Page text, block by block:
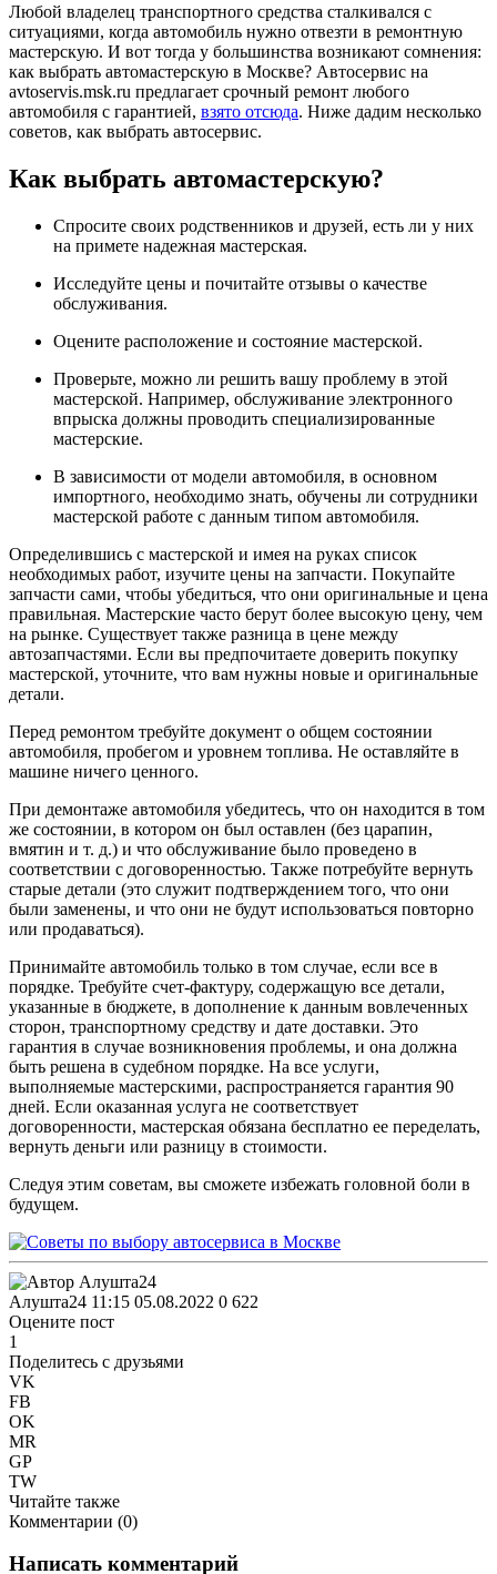
Любой владелец транспортного средства сталкивался с
ситуациями, когда автомобиль нужно отвезти в ремонтную
мастерскую. И вот тогда у большинства возникают сомнения:
как выбрать автомастерскую в Москве? Автосервис на
avtoservis.msk.ru предлагает срочный ремонт любого
автомобиля с гарантией, взято отсюда. Ниже дадим несколько
советов, как выбрать автосервис.
Как выбрать автомастерскую?
Спросите своих родственников и друзей, есть ли у них
на примете надежная мастерская.
Исследуйте цены и почитайте отзывы о качестве
обслуживания.
Оцените расположение и состояние мастерской.
Проверьте, можно ли решить вашу проблему в этой
мастерской. Например, обслуживание электронного
впрыска должны проводить специализированные
мастерские.
В зависимости от модели автомобиля, в основном
импортного, необходимо знать, обучены ли сотрудники
мастерской работе с данным типом автомобиля.
Определившись с мастерской и имея на руках список
необходимых работ, изучите цены на запчасти. Покупайте
запчасти сами, чтобы убедиться, что они оригинальные и цена
правильная. Мастерские часто берут более высокую цену, чем
на рынке. Существует также разница в цене между
автозапчастями. Если вы предпочитаете доверить покупку
мастерской, уточните, что вам нужны новые и оригинальные
детали.
Перед ремонтом требуйте документ о общем состоянии
автомобиля, пробегом и уровнем топлива. Не оставляйте в
машине ничего ценного.
При демонтаже автомобиля убедитесь, что он находится в том
же состоянии, в котором он был оставлен (без царапин,
вмятин и т. д.) и что обслуживание было проведено в
соответствии с договоренностью. Также потребуйте вернуть
старые детали (это служит подтверждением того, что они
были заменены, и что они не будут использоваться повторно
или продаваться).
Принимайте автомобиль только в том случае, если все в
порядке. Требуйте счет-фактуру, содержащую все детали,
указанные в бюджете, в дополнение к данным вовлеченных
сторон, транспортному средству и дате доставки. Это
гарантия в случае возникновения проблемы, и она должна
быть решена в судебном порядке. На все услуги,
выполняемые мастерскими, распространяется гарантия 90
дней. Если оказанная услуга не соответствует
договоренности, мастерская обязана бесплатно ее переделать,
вернуть деньги или разницу в стоимости.
Следуя этим советам, вы сможете избежать головной боли в
будущем.
Алушта24 11:15 05.08.2022 0 622
Оцените пост
1
Поделитесь с друзьями
VK
FB
OK
MR
GP
TW
Читайте также
Комментарии (0)
Написать комментарий